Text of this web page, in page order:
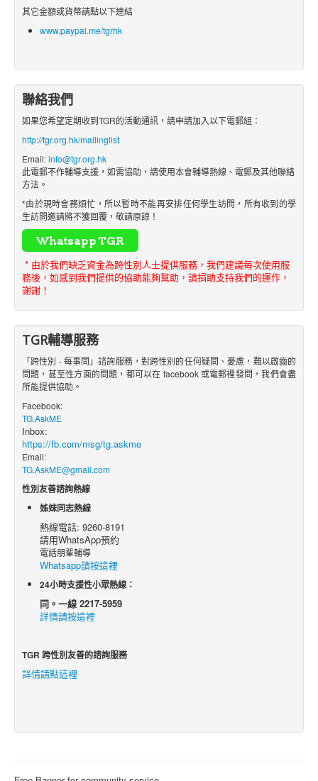
其它金額或貨幣請點以下連結
www.paypal.me/tgrhk
聯絡我們
如果您希望定期收到TGR的活動通訊，請申請加入以下電郵組：
http://tgr.org.hk/mailinglist
Email:info@tgr.org.hk
此電郵不作輔導支援，如需協助，請使用本會輔導熱線、電郵及其他聯絡
方法。
*由於現時會務煩忙，所以暫時不能再安排任何學生訪問，所有收到的學
生訪問邀請將不獲回覆，敬請原諒！
* 由於我們缺乏資金為跨性別人士提供服務，我們建議每次使用服
務後，如感到我們提供的協助能夠幫助，請捐助支持我們的運作，
謝謝！
TGR輔導服務
「跨性別 - 每事問」諮詢服務，對跨性別的任何疑問、憂慮，難以啟齒的
問題，甚至性方面的問題，都可以在 facebook 或電郵裡發問，我們會盡
所能提供協助。
Facebook:
TG.AskME
Inbox:
https://fb.com/msg/tg.askme
Email:
TG.AskME@gmail.com
性別友善諮詢熱線
姊妹同志熱線
熱線電話: 9260-8191
請用WhatsApp預約
電話朋輩輔導
Whatsapp請按這裡
24小時支援性小眾熱線：
同。一線 2217-5959
詳情請按這裡
TGR 跨性別友善的諮詢服務
詳情請點這裡